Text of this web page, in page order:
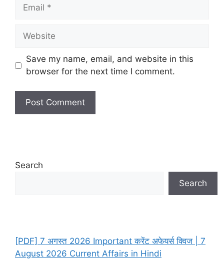
Website
Save my name, email, and website in this
browser for the next time I comment.
Search
Search
[PDF] 7 अगस्त 2026 Important करेंट अफेयर्स क्विज | 7
August 2026 Current Affairs in Hindi